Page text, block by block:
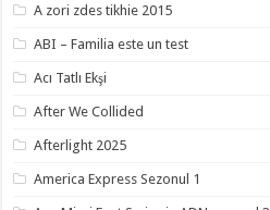
A zori zdes tikhie 2015
ABI – Familia este un test
Acı Tatlı Ekşi
After We Collided
Afterlight 2025
America Express Sezonul 1